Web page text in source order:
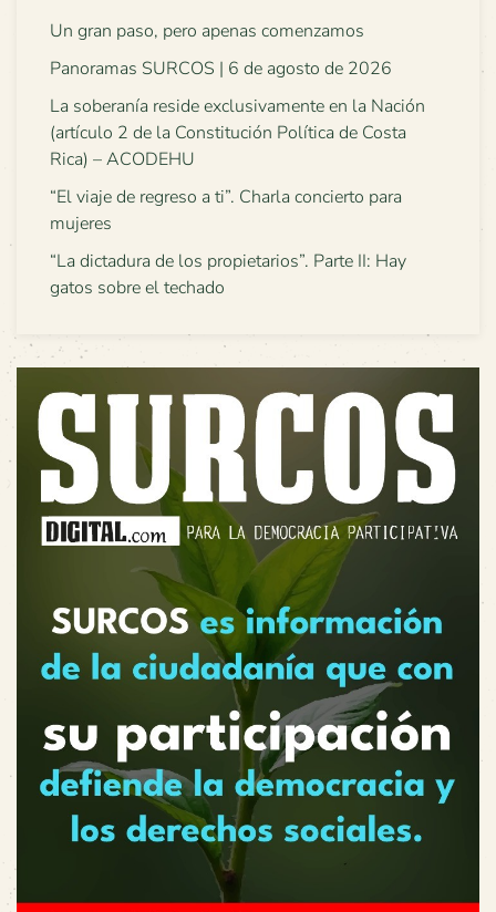
Un gran paso, pero apenas comenzamos
Panoramas SURCOS | 6 de agosto de 2026
La soberanía reside exclusivamente en la Nación
(artículo 2 de la Constitución Política de Costa
Rica) – ACODEHU
“El viaje de regreso a ti”. Charla concierto para
mujeres
“La dictadura de los propietarios”. Parte II: Hay
gatos sobre el techado